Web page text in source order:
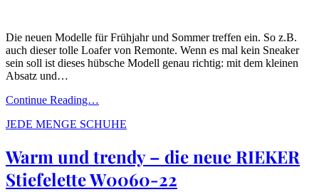
Die neuen Modelle für Frühjahr und Sommer treffen ein. So z.B.
auch dieser tolle Loafer von Remonte. Wenn es mal kein Sneaker
sein soll ist dieses hübsche Modell genau richtig: mit dem kleinen
Absatz und…
Continue Reading…
JEDE MENGE SCHUHE
Warm und trendy – die neue RIEKER
Stiefelette W0060-22